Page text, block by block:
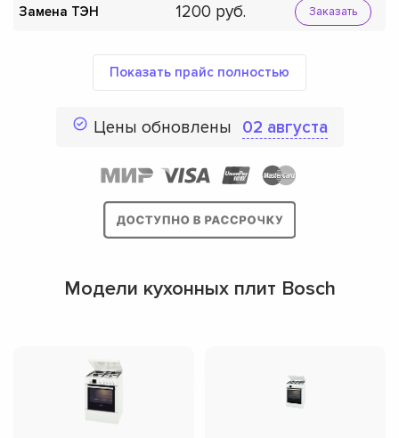
Замена ТЭН 1200 Заказать
Показать прайс полностью
Цены обновлены 02 августа
Модели кухонных плит Bosch